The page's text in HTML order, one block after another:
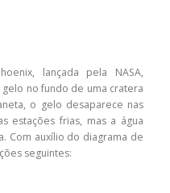
lançada pela NASA,
no fundo de uma cratera
o gelo desaparece nas
estações frias, mas a água
Com auxílio do diagrama de
seguintes: